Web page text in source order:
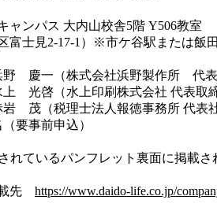
ャンパス 大内山校舎5階 Y506教室
富士見2-17-1）※市ケ谷駅または飯
野 慶一（株式会社浜野製作所 代表
上 光啓（水上印刷株式会社 代表取
岩 茂（税理士法人報徳事務所 代表
要事前申込）
ているパンフレット裏面に掲載さ
先 https://www.daido-life.co.jp/